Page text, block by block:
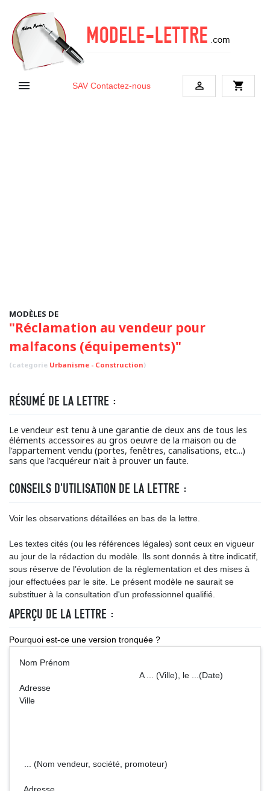
 SAV Contactez-nous  shopping_cart
MODÈLES DE
"Réclamation au vendeur pour
malfacons (équipements)"
(categorie Urbanisme - Construction)
RÉSUMÉ DE LA LETTRE :
Le vendeur est tenu à une garantie de deux ans de tous les
éléments accessoires au gros oeuvre de la maison ou de
l'appartement vendu (portes, fenêtres, canalisations, etc...)
sans que l'acquéreur n'ait à prouver un faute.
CONSEILS D'UTILISATION DE LA LETTRE :
Voir les observations détaillées en bas de la lettre.
Les textes cités (ou les références légales) sont ceux en vigueur
au jour de la rédaction du modèle. Ils sont donnés à titre indicatif,
sous réserve de l’évolution de la réglementation et des mises à
jour effectuées par le site. Le présent modèle ne saurait se
substituer à la consultation d'un professionnel qualifié.
APERÇU DE LA LETTRE :
Pourquoi est-ce une version tronquée ?
Nom Prénom
A ... (Ville), le ...(Date)
Adresse
Ville
... (Nom vendeur, société, promoteur)